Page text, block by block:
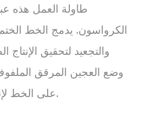
طاولة العمل هذه
الكرواسون. يدمج الخط الختم
والتجعيد لتحقيق
وضع العجين المرقق
على الخط لإنتاج كرواسون مخصص.